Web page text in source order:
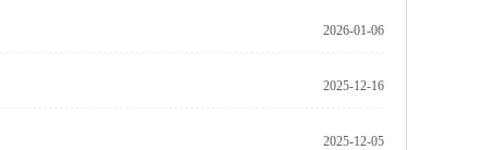
2026-01-06
2025-12-16
2025-12-05